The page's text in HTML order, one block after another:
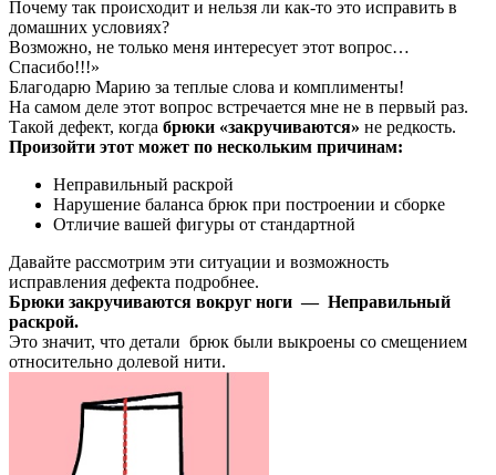
Почему так происходит и нельзя ли как-то это исправить в
домашних условиях?
Возможно, не только меня интересует этот вопрос…
Спасибо!!!»
Благодарю Марию за теплые слова и комплименты!
На самом деле этот вопрос встречается мне не в первый раз.
Такой дефект, когда брюки «закручиваются» не редкость.
Произойти этот может по нескольким причинам:
Неправильный раскрой
Нарушение баланса брюк при построении и сборке
Отличие вашей фигуры от стандартной
Давайте рассмотрим эти ситуации и возможность
исправления дефекта подробнее.
Брюки закручиваются вокруг ноги — Неправильный
раскрой.
Это значит, что детали брюк были выкроены со смещением
относительно долевой нити.